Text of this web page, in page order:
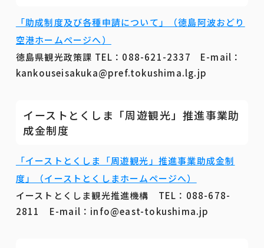
「助成制度及び各種申請について」（徳島阿波おどり
空港ホームページへ）
徳島県観光政策課 TEL：088-621-2337 E-mail：
kankouseisakuka@pref.tokushima.lg.jp
イーストとくしま「周遊観光」推進事業助
成金制度
「イーストとくしま「周遊観光」推進事業助成金制
度」（イーストとくしまホームページへ）
イーストとくしま観光推進機構 TEL：088-678-
2811 E-mail：info@east-tokushima.jp